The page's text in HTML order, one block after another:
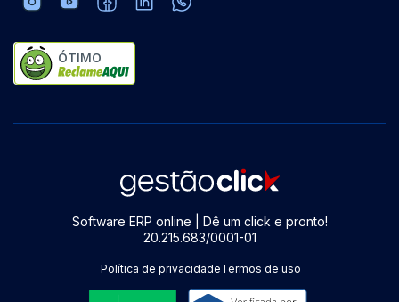
ÓTIMO
Software ERP online | Dê um click e pronto!
20.215.683/0001-01
Política de privacidadeTermos de uso